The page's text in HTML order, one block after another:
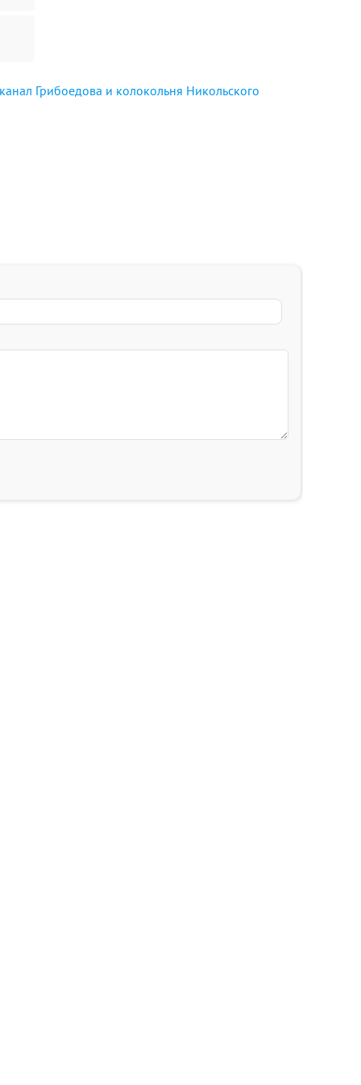
Грибоедова и колокольня Никольского